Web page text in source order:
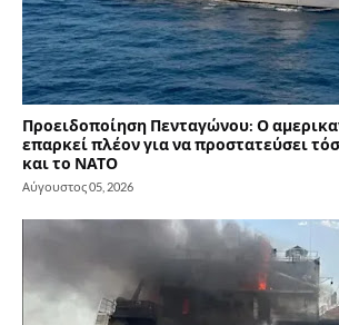
Προειδοποίηση Πενταγώνου: Ο
επαρκεί πλέον για να προστατεύσει
και το ΝΑΤΟ
Αύγουστος 05, 2026